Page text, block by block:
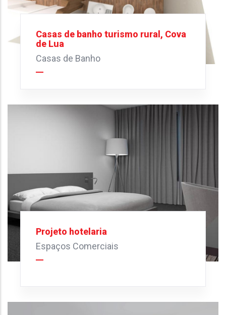
Casas de banho turismo rural, Cova
de Lua
Casas de Banho
Projeto hotelaria
Espaços Comerciais